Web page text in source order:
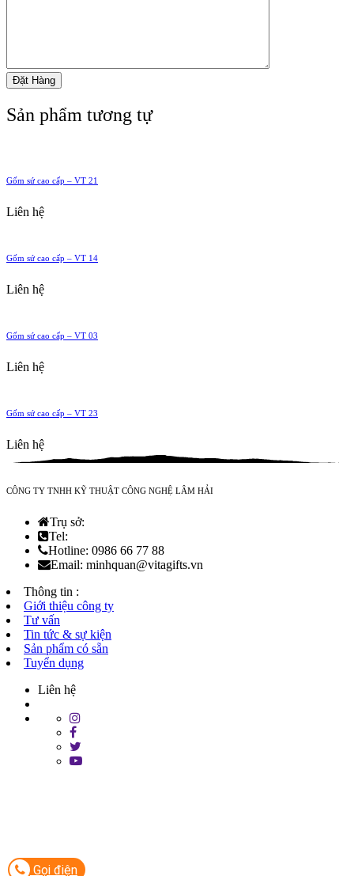
Sản phẩm tương tự
Gốm sứ cao cấp – VT 21
Liên hệ
Gốm sứ cao cấp – VT 14
Liên hệ
Gốm sứ cao cấp – VT 03
Liên hệ
Gốm sứ cao cấp – VT 23
Liên hệ
CÔNG TY TNHH KỸ THUẬT CÔNG NGHỆ LÂM HẢI
Trụ sở:
Tel:
Hotline: 0986 66 77 88
Email: minhquan@vitagifts.vn
Thông tin :
Giới thiệu công ty
Tư vấn
Tin tức & sự kiện
Sản phẩm có sẵn
Tuyển dụng
Liên hệ
Gọi điện